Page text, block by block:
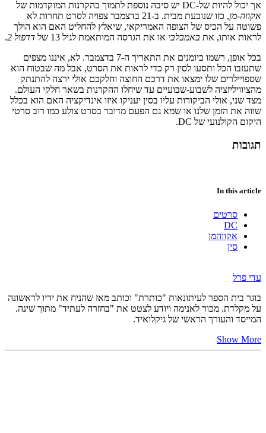
אך יכול להיות של-DC יש סיבה נוספת לתמוך בהקרנות המוקדמות של
אקווה-מן
, כזו שנובעת מבית. ב-21 בדצמבר צפויה לסרט תחרות לא
פשוטה על הכיס של הצופה האמריקאי, שיאלץ להחליט האם הוא הולך
לראות אותו, את באמבלבי או את הגרסה המותאמת לגיל 13 של דדפול 2
.
בכל אופן, רשמו ביומנים את התאריך ה-7 בדצמבר. לא, איננו מצפים
שתעזבו הכל ותסעו לסין רק כדי לראות את הסרט, אבל מה שבטוח הוא
שספויילרים שלו ימצאו את דרכם החוצה וחלקכם אולי ירצה להתנתק
מהציוויליזציה לשבוע-שבועיים עד שיחלו ההקרנות בשאר חלקי העולם.
מצד שני, אולי הביקורות עליו בסין יעניקו איזו אינדיקציה האם הוא בכלל
שווה את הזמן שלנו או שמא גם הפעם מדובר בסרט צולע כמו רוב סרטי
היקום הקולנועי של DC.
תגובות
In this article
סרטים
DC
אקווהמן
סין
עדי פרל
בוגר בית הספר לעיתונאות "כותרת" וכותב מאז שהניח את ידיו לראשונה
על מקלדת. מכור לאנימה ויודע לצטט את "בחזרה לעתיד" מתוך שינה.
המייסד והעורך הראשי של גיקלואיד.
Show More